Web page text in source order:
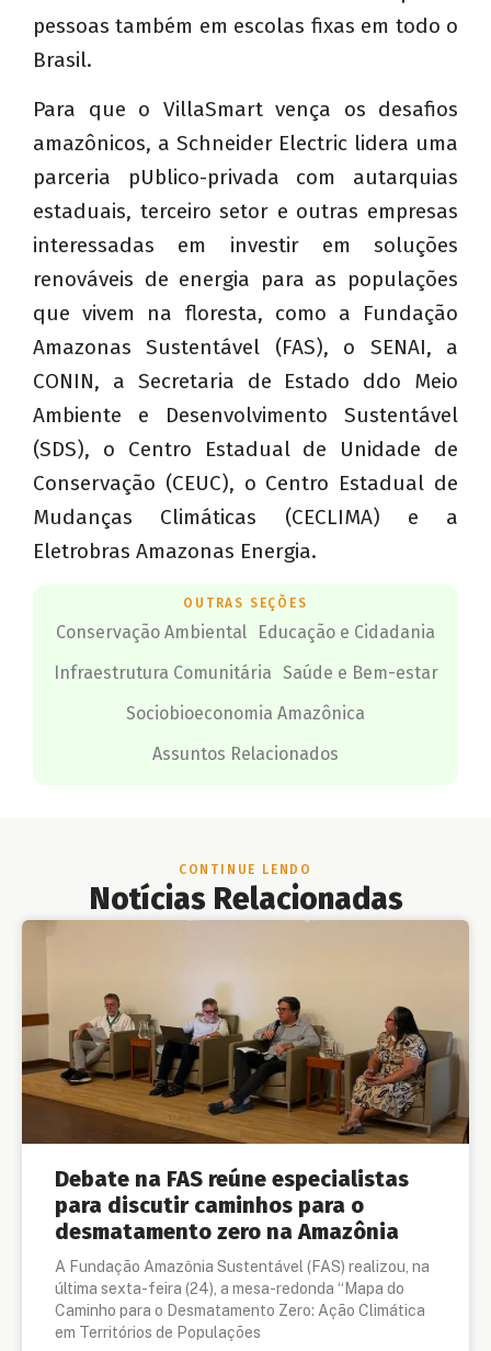
pessoas também em escolas fixas em todo o
Brasil.
Para que o VillaSmart vença os desafios
amazônicos, a Schneider Electric lidera uma
parceria pUblico-privada com autarquias
estaduais, terceiro setor e outras empresas
interessadas em investir em soluções
renováveis de energia para as populações
que vivem na floresta, como a Fundação
Amazonas Sustentável (FAS), o SENAI, a
CONIN, a Secretaria de Estado ddo Meio
Ambiente e Desenvolvimento Sustentável
(SDS), o Centro Estadual de Unidade de
Conservação (CEUC), o Centro Estadual de
Mudanças Climáticas (CECLIMA) e a
Eletrobras Amazonas Energia.
OUTRAS SEÇÕES
Conservação Ambiental
Educação e Cidadania
Infraestrutura Comunitária Saúde e Bem-estar
Sociobioeconomia Amazônica
Assuntos Relacionados
CONTINUE LENDO
Notícias Relacionadas
Debate na FAS reúne especialistas
para discutir caminhos para o
desmatamento zero na Amazônia
A Fundação Amazônia Sustentável (FAS) realizou, na
última sexta-feira (24), a mesa-redonda “Mapa do
Caminho para o Desmatamento Zero: Ação Climática
em Territórios de Populações